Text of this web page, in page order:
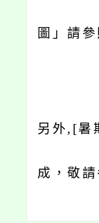
圖」請
另外,[暑
成，敬請